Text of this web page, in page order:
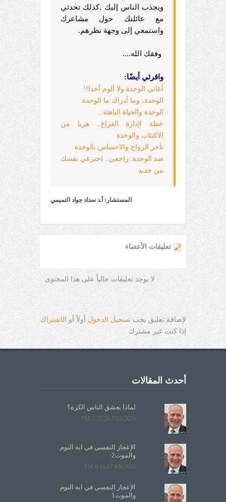
ويجذب الناس إليك .كذلك تحدثي
مع عائلتك حول مشاعرك
واستمعي إلى وجهة نظرهم.
وفقك الله....
واقرئي أيضًا:
أعاني الوحدة ولا ألوم أحدا!!
الوحدة، وما أدراك ما الوحدة
الوحدة والحياة الباهتة..
خطة لإدارة الفراغ.. هربا من
الاكتئاب والوحدة
تأخر الزواج والاحساس بالوحدة
ضد الوحدة: راجعي.. اخترعي نفسك
من جديد
المستشار: أ.د سداد جواد التميمي
تعليقات الأعضاء
لا يوجد تعليقات حالياً على هذا المحتوى
لإضافة تعليق يجب تسجيل الدخول أولاً أو الاشتراك
إذا كنت غير مشترك
أحدث المقالات
لماذا يعشق الناس الكرة؟
7/13/2026 2:27:26 PM
الإعجاز النفسي في آية النوم
والموت2
6/8/2026 6:11:07 PM
الإعجاز النفسي في آية النوم
والموت1